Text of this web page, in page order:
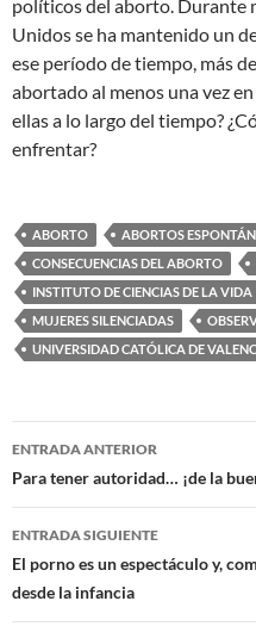
políticos del aborto. Durante
Unidos se ha mantenido un
ese período de tiempo, más
abortado al menos una vez
ellas a lo largo del tiempo?
enfrentar?
ABORTO ABORTOS
CONSECUENCIAS DEL ABORTO
INSTITUTO DE CIENCIAS DE LA VIDA
MUJERES SILENCIADAS
UNIVERSIDAD CATÓLICA DE
Navegación
de
entradas
ENTRADA ANTERIOR
Para tener autoridad… ¡de la
ENTRADA SIGUIENTE
El porno es un espectáculo y,
desde la infancia